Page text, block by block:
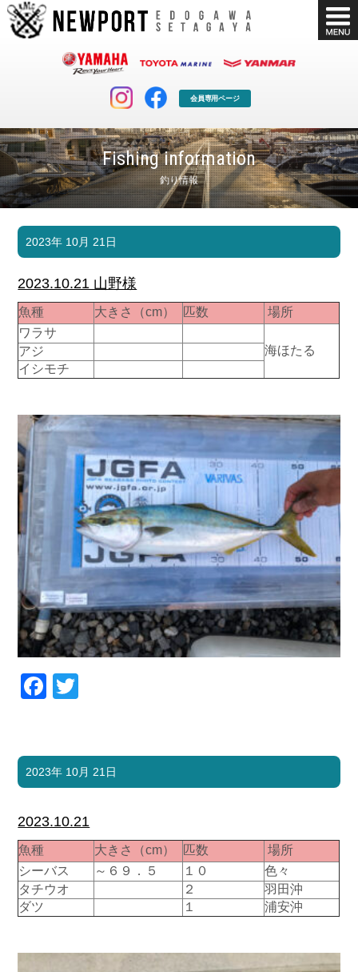
会員専用ページ
Fishing information
釣り情報
マリンクラブ
マリンライフを堪能したい！
ボート販売
ボート免許
長年の実績と信頼！
店舗情報
Shop Info.
公式ブログ
Blog
お問い合わせ 会社概要
採用情報 リンク集
2023年 10月 21日
2023.10.21 山野様
魚種 大きさ（cm） 匹数
場所
ワラサ
海ほたる
アジ
イシモチ
Facebook
2023年 10月 21日
2023.10.21
魚種 大きさ（cm） 匹数
場所
シーバス
～６９．５ １０
色々
タチウオ
２
羽田沖
ダツ
１ 浦安沖